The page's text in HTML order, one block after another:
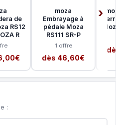
de
RS12
R
moza
Embrayage à
pédale Moza
RS111 SR-P
1 offre
dès 46,60€
: